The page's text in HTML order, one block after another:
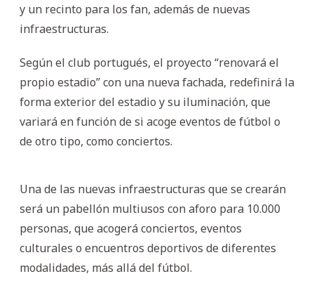
y un recinto para los fan, además de nuevas
infraestructuras.
Según el club portugués, el proyecto “renovará el
propio estadio” con una nueva fachada, redefinirá la
forma exterior del estadio y su iluminación, que
variará en función de si acoge eventos de fútbol o
de otro tipo, como conciertos.
Una de las nuevas infraestructuras que se crearán
será un pabellón multiusos con aforo para 10.000
personas, que acogerá conciertos, eventos
culturales o encuentros deportivos de diferentes
modalidades, más allá del fútbol.